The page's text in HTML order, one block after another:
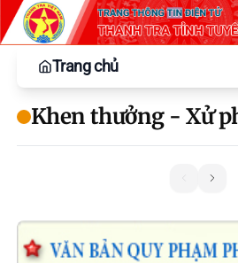
Trang chủ
Khen thưởng - Xử